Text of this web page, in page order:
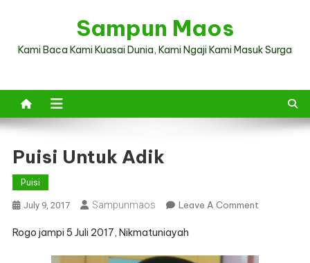
Sampun Maos
Kami Baca Kami Kuasai Dunia, Kami Ngaji Kami Masuk Surga
Puisi Untuk Adik
Puisi
July 9, 2017 Sampunmaos Leave A CommentOn
Rogo jampi 5 Juli 2017, Nikmatuniayah